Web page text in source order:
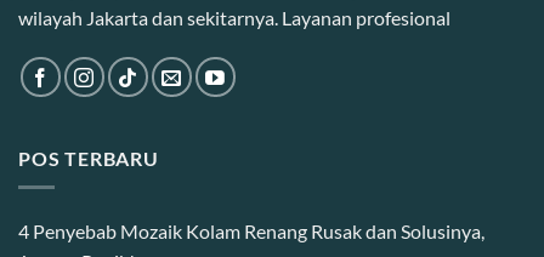
wilayah Jakarta dan sekitarnya. Layanan profesional
POS TERBARU
4 Penyebab Mozaik Kolam Renang Rusak dan Solusinya,